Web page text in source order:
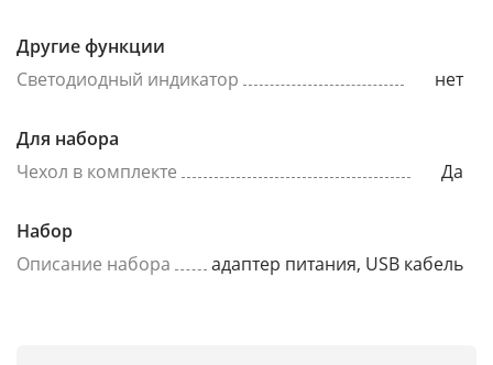
Другие функции
Светодиодный индикатор
нет
Для набора
Чехол в комплекте
Да
Набор
Описание набора
адаптер питания, USB кабель